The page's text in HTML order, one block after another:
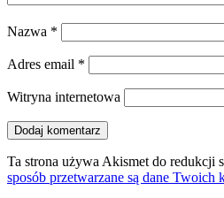
Nazwa *
Adres email *
Witryna internetowa
Ta strona używa Akismet do redukcji
sposób przetwarzane są dane Twoich